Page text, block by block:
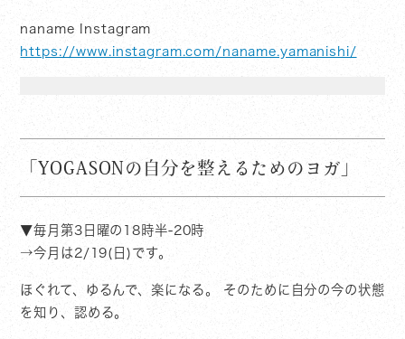
naname Instagram
https://www.instagram.com/naname.yamanishi/
「YOGASONの自分を整えるためのヨガ」
▼毎月第3日曜の18時半-20時
→今月は2/19(日)です。
ほぐれて、ゆるんで、楽になる。 そのために自分の今の状態
を知り、認める。